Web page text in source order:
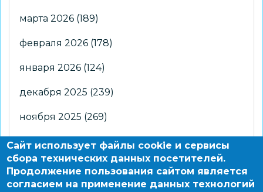
марта 2026 (189)
февраля 2026 (178)
января 2026 (124)
декабря 2025 (239)
ноября 2025 (269)
октября 2025(266)
сентября 2025 (176)
Сайт использует файлы cookie и сервисы
сбора технических данных посетителей.
Продолжение пользования сайтом является
согласием на применение данных технологий